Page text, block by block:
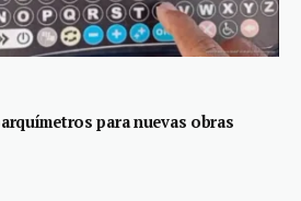
para nuevas obras